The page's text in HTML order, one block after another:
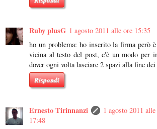
Ruby plusG 1 agosto 2011 alle ore 15:35
ho un problema: ho inserito la firma però
vicina al testo del post, c'è un modo per
dover ogni volta lasciare 2 spazi alla fine
Rispondi
Ernesto Tirinnanzi
1 agosto 2011
17:48